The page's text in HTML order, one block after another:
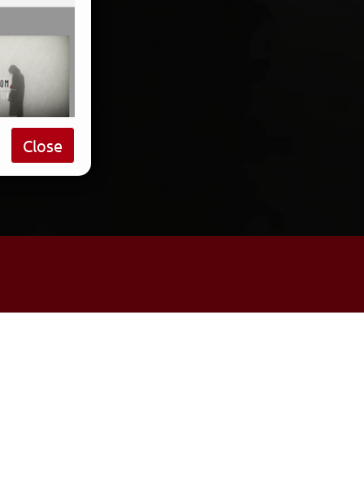
Close